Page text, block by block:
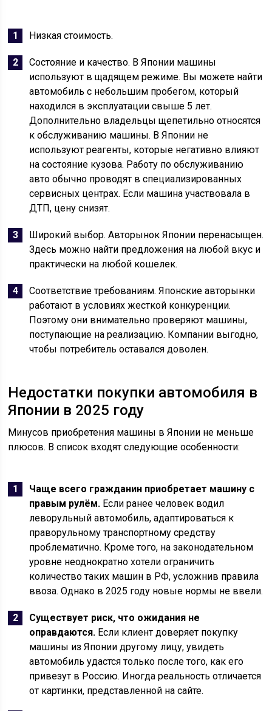
Низкая стоимость.
Состояние и качество. В Японии машины
используют в щадящем режиме. Вы можете найти
автомобиль с небольшим пробегом, который
находился в эксплуатации свыше 5 лет.
Дополнительно владельцы щепетильно относятся
к обслуживанию машины. В Японии не
используют реагенты, которые негативно влияют
на состояние кузова. Работу по обслуживанию
авто обычно проводят в специализированных
сервисных центрах. Если машина участвовала в
ДТП, цену снизят.
Широкий выбор. Авторынок Японии перенасыщен.
Здесь можно найти предложения на любой вкус и
практически на любой кошелек.
Соответствие требованиям. Японские авторынки
работают в условиях жесткой конкуренции.
Поэтому они внимательно проверяют машины,
поступающие на реализацию. Компании выгодно,
чтобы потребитель оставался доволен.
Недостатки покупки автомобиля в
Японии в 2025 году
Минусов приобретения машины в Японии не меньше
плюсов. В список входят следующие особенности:
Чаще всего гражданин приобретает машину с
правым рулём. Если ранее человек водил
леворульный автомобиль, адаптироваться к
праворульному транспортному средству
проблематично. Кроме того, на законодательном
уровне неоднократно хотели ограничить
количество таких машин в РФ, усложнив правила
ввоза. Однако в 2025 году новые нормы не ввели.
Существует риск, что ожидания не
оправдаются. Если клиент доверяет покупку
машины из Японии другому лицу, увидеть
автомобиль удастся только после того, как его
привезут в Россию. Иногда реальность отличается
от картинки, представленной на сайте.